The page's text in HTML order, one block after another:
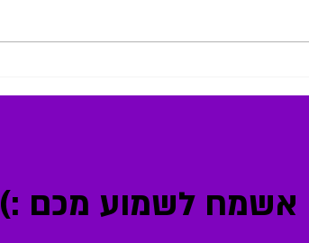
את עצמך באמת
אשמח לשמוע מכם :)